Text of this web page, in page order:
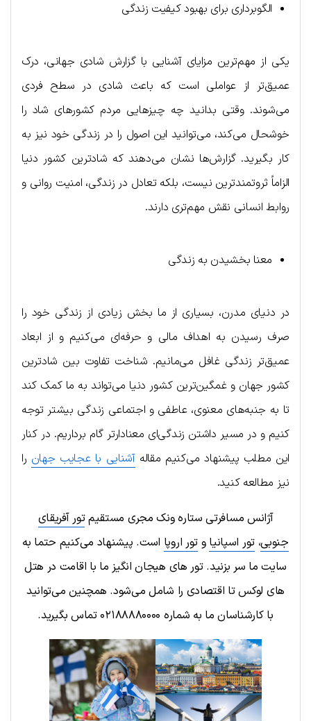
الگوبرداری برای بهبود کیفیت زندگی
یکی از مهم‌ترین مزایای آشنایی با گزارش شادی جهانی، درک
عمیق‌تر از عواملی است که باعث شادی در سطح فردی
می‌شوند. وقتی بدانید چه چیزهایی مردم کشورهای شاد را
خوشحال می‌کند، می‌توانید این اصول را در زندگی خود نیز به
کار بگیرید. گزارش‌ها نشان می‌دهند که شادترین کشور دنیا
الزاماً ثروتمندترین نیست، بلکه تعادل در زندگی، امنیت روانی و
روابط انسانی نقش مهم‌تری دارند.
معنا بخشیدن به زندگی
در دنیای مدرن، بسیاری از ما بخش زیادی از زندگی خود را
صرف رسیدن به اهداف مالی و حرفه‌ای می‌کنیم و از ابعاد
عمیق‌تر زندگی غافل می‌مانیم. شناخت تفاوت بین شادترین
کشور جهان و غمگین‌ترین کشور دنیا می‌تواند به ما کمک کند
تا به جنبه‌های معنوی، عاطفی و اجتماعی زندگی بیشتر توجه
کنیم و در مسیر داشتن زندگی‌ای معنادارتر گام برداریم. در کنار
این مطلب پیشنهاد می‌کنیم مقالهآشنایی با عجایب جهان را
نیز مطالعه کنید.
آژانس مسافرتی ستاره ونک مجری مستقیمتور آفریقای
جنوبی،تور اسپانیا و تور اروپا است. پیشنهاد می‌کنیم حتما به
سایت ما سر بزنید. تور های هیجان انگیز ما با اقامت در هتل
های لوکس تا اقتصادی را شامل می‌شود. همچنین می‌توانید
با کارشناسان ما به شماره ۰۲۱۸۸۸۸۰۰۰۰تماس بگیرید.